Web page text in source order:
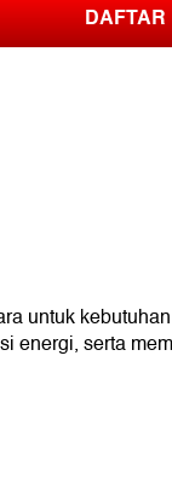
DAFTAR
untuk
energi, serta